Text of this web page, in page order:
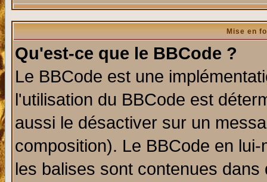
Mise en
Qu'est-ce que le BBCode ?
Le BBCode est une
l'utilisation du BBCode est
aussi le désactiver sur un
composition). Le BBCode en
les balises sont contenues